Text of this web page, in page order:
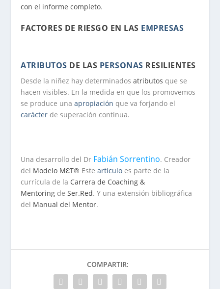
con el informe completo.
FACTORES DE RIESGO EN LAS EMPRESAS
ATRIBUTOS DE LAS PERSONAS RESILIENTES
Desde la niñez hay determinadosatributos que se
hacen visibles. En la medida en que los promovemos
se produce unaapropiación que va forjando el
carácter de superación continua.
Una desarrollo del Dr Fabián Sorrentino. Creador
del Modelo MƐT® Esteartículo es parte de la
currícula de la Carrera de Coaching &
Mentoring deSer.Red. Y una extensión bibliográfica
del Manual del Mentor.
COMPARTIR: